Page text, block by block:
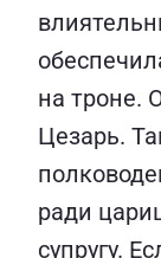
на троне.
Цезарь.
ради
супругу.